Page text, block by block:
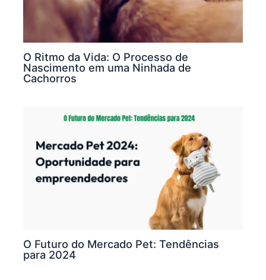
O Ritmo da Vida: O Processo de
Nascimento em uma Ninhada de
Cachorros
O Futuro do Mercado Pet: Tendências
para 2024